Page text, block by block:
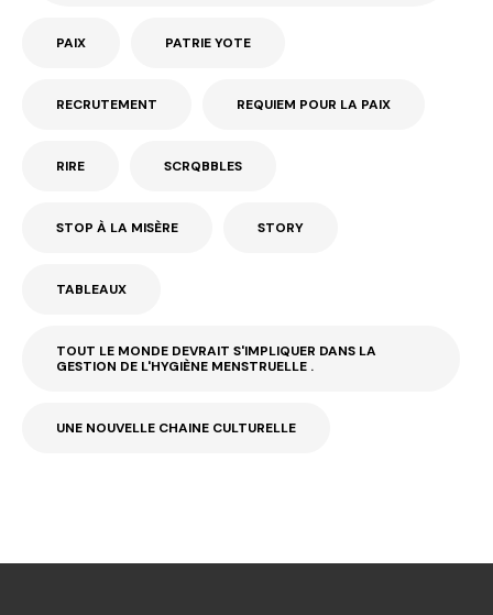
PAIX PATRIE YOTE
RECRUTEMENT REQUIEM POUR LA PAIX
RIRE SCRQBBLES
STOP À LA MISÈRE STORY
TABLEAUX
TOUT LE MONDE DEVRAIT S'IMPLIQUER DANS LA
GESTION DE L'HYGIÈNE MENSTRUELLE .
UNE NOUVELLE CHAINE CULTURELLE